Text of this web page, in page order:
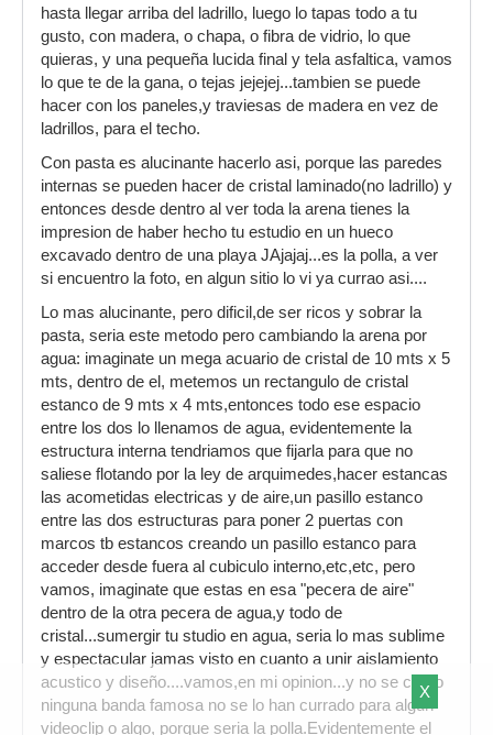
hasta llegar arriba del ladrillo, luego lo tapas todo a tu
gusto, con madera, o chapa, o fibra de vidrio, lo que
quieras, y una pequeña lucida final y tela asfaltica, vamos
lo que te de la gana, o tejas jejejej...tambien se puede
hacer con los paneles,y traviesas de madera en vez de
ladrillos, para el techo.
Con pasta es alucinante hacerlo asi, porque las paredes
internas se pueden hacer de cristal laminado(no ladrillo) y
entonces desde dentro al ver toda la arena tienes la
impresion de haber hecho tu estudio en un hueco
excavado dentro de una playa JAjajaj...es la polla, a ver
si encuentro la foto, en algun sitio lo vi ya currao asi....
Lo mas alucinante, pero dificil,de ser ricos y sobrar la
pasta, seria este metodo pero cambiando la arena por
agua: imaginate un mega acuario de cristal de 10 mts x 5
mts, dentro de el, metemos un rectangulo de cristal
estanco de 9 mts x 4 mts,entonces todo ese espacio
entre los dos lo llenamos de agua, evidentemente la
estructura interna tendriamos que fijarla para que no
saliese flotando por la ley de arquimedes,hacer estancas
las acometidas electricas y de aire,un pasillo estanco
entre las dos estructuras para poner 2 puertas con
marcos tb estancos creando un pasillo estanco para
acceder desde fuera al cubiculo interno,etc,etc, pero
vamos, imaginate que estas en esa "pecera de aire"
dentro de la otra pecera de agua,y todo de
cristal...sumergir tu studio en agua, seria lo mas sublime
y espectacular jamas visto en cuanto a unir aislamiento
acustico y diseño....vamos,en mi opinion...y no se como
ninguna banda famosa no se lo han currado para algun
videoclip o algo, porque seria la polla.Evidentemente el
X